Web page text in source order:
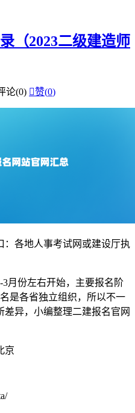
（2023二级建造师
论(0) 赞(0)
：各地人事考试网或建设厅执
月份左右开始，主要报名阶
是各省独立组织，所以不一
异，小编整理二建报名官网
京